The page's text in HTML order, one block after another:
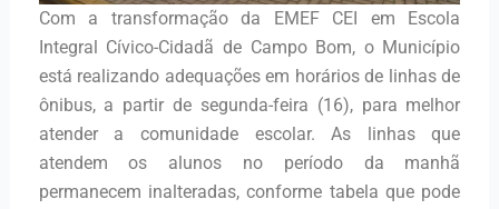
Com a transformação da EMEF CEI em Escola
Integral Cívico-Cidadã de Campo Bom, o Município
está realizando adequações em horários de linhas de
ônibus, a partir de segunda-feira (16), para melhor
atender a comunidade escolar. As linhas que
atendem os alunos no período da manhã
permanecem inalteradas, conforme tabela que pode